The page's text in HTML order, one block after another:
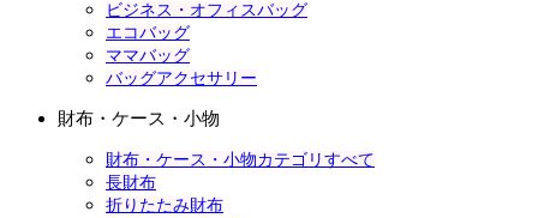
ビジネス・オフィスバッグ
エコバッグ
ママバッグ
バッグアクセサリー
財布・ケース・小物
財布・ケース・小物カテゴリすべて
長財布
折りたたみ財布